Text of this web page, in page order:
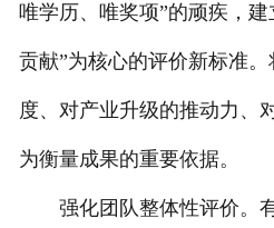
唯学历、唯奖项”的顽疾，建
贡献”为核心的评价新标准
度、对产业升级的推动力、
为衡量成果的重要依据。
强化团队整体性评价。有